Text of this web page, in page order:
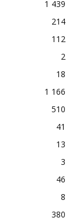
1 439
214
112
2
18
1 166
510
41
13
3
46
8
380